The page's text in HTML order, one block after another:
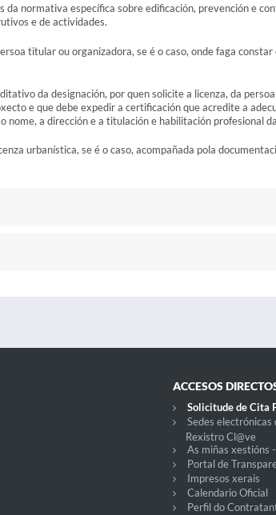
da normativa específica sobre edificación, prevención e
e de actividades.
titular ou organizadora, se é o caso, onde faga
da designación, por quen solicite a licenza, da
e que debe expedir a certificación que acredite a
nome, a dirección e a titulación e habilitación profesional
urbanística, se é o caso, acompañada pola
ACCESOS
Solicitude de Cita
Sedes electrónicas
Rexistro Cl@ve
As miñas xestións
Portal de
Impresos xerais
Calendario Oficial
Perfil do